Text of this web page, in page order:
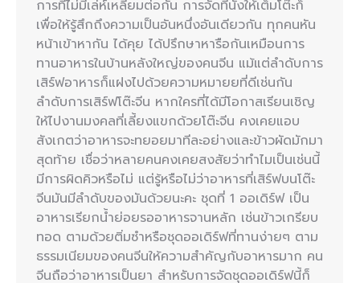
การที่ไม่มีเล่ห์เหลี่ยมต่อกัน การจัดที่นั่งให้เต็มโต๊ะก็
เพื่อให้รู้สึกถึงความเป็นอันหนึ่งอันเดียวกัน ทุกคนหัน
หน้าเข้าหากัน ได้คุย ได้ปรึกษาหารือกันเหมือนการ
ทานอาหารในบ้านหลังใหญ่ของคนจีน แม้แต่ลำดับการ
เสิร์ฟอาหารก็แฝงไปด้วยความหมายยที่ดีเช่นกัน
ลำดับการเสิร์ฟโต๊ะจีน หากใครที่ได้มีโอกาสเรียนเชิญ
ให้ไปงานมงคลที่เลี้ยงแขกด้วยโต๊ะจีน คงเคยแอบ
สังเกตว่าอาหารจะทยอยมาทีละอย่างและข้าวผัดมักมา
สุดท้าย เชื่อว่าหลายคนคงเคยสงสัยว่าทำไมเป็นเช่นนี้
มีการผิดคิวหรือไม่ แต่รู้หรือไม่ว่าอาหารที่เสิร์ฟบนโต๊ะ
จีนมันมีลำดับของมันด้วยนะคะ ชุดที่ 1 ออเดิร์ฟ เป็น
อาหารเรียกน้ำย่อยรออาหารจานหลัก เช่นข้าวเกรียบ
ทอด ตามด้วยติ่มซำหรือชุดออเดิร์ฟที่ทานง่ายๆ ตาม
ธรรมเนียมของคนจีนให้ความสำคัญกับอาหารมาก คน
จีนถือว่าอาหารเป็นยา สำหรับการจัดชุดออเดิร์ฟนี้ก็